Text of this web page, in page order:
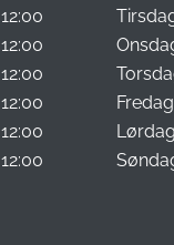
12:00
12:00
12:00
12:00
12:00
12:00
Fredag
Lørdag